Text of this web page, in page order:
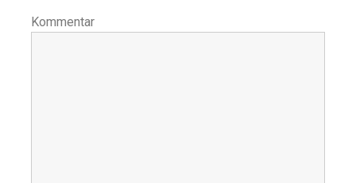
Kommentar